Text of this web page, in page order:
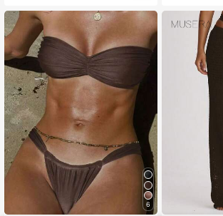
n, strandkleding, basics, effen zwe
mkleding, resort core
6
n
om in te